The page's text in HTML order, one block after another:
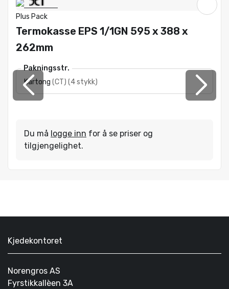
Plus Pack
Termokasse EPS 1/1GN 595 x 388 x
262mm
Pakningsstr.
Kartong (CT) (4 stykk)
Du må logge inn for å se priser og
tilgjengelighet.
Kjedekontoret
Norengros AS
Fyrstikkallèen 3A